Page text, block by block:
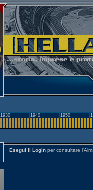
1930 1940 1950
Esegui il Login per consultare